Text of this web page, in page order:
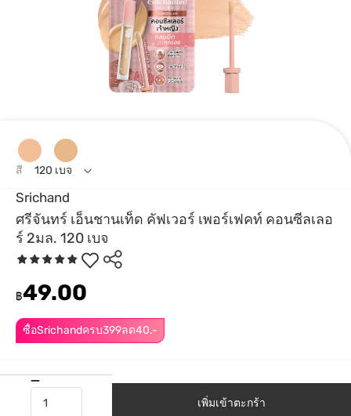
Srichand
ศรีจันทร์ เอ็นชานเท็ด คัฟเวอร์ เพอร์เฟคท์ คอนซีลเลอ
ร์ 2มล. 120 เบจ
ซื้อSrichandครบ399ลด40.-
฿49.00
สี 120 เบจ
เพิ่มเข้าตะกร้า